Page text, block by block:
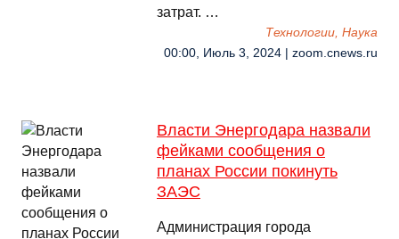
затрат. …
Технологии, Наука
00:00, Июль 3, 2024 | zoom.cnews.ru
Власти Энергодара назвали
фейками сообщения о
планах России покинуть
ЗАЭС
Администрация города